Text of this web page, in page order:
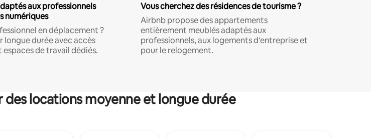
aux professionnels
numériques
en déplacement ?
longue durée avec accès
de travail dédiés.
Vous cherchez des résidences de tourisme ?
Airbnb propose des appartements
entièrement meublés adaptés aux
professionnels, aux logements d'entreprise et
pour le relogement.
locations moyenne et longue durée